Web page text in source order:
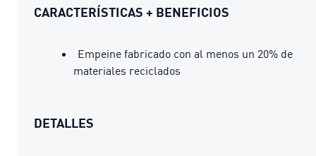
CARACTERÍSTICAS + BENEFICIOS
Empeine fabricado con al menos un 20% de
materiales reciclados
DETALLES